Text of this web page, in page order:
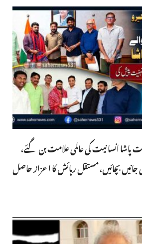
انسانیت کی عالمی علامت بن گئے،
جانیں بچائیں، مستقل رہائش کا اعزاز حاصل